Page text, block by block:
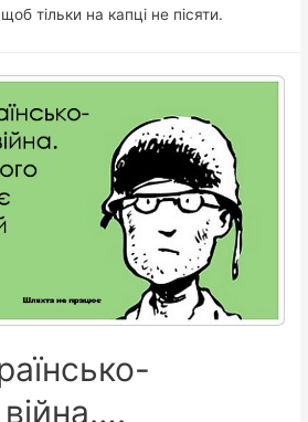
тільки на капці не пісяти.